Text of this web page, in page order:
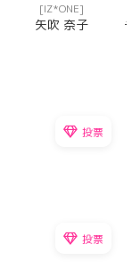
[IZ*ONE]
矢吹 奈子 チ
投票
投票